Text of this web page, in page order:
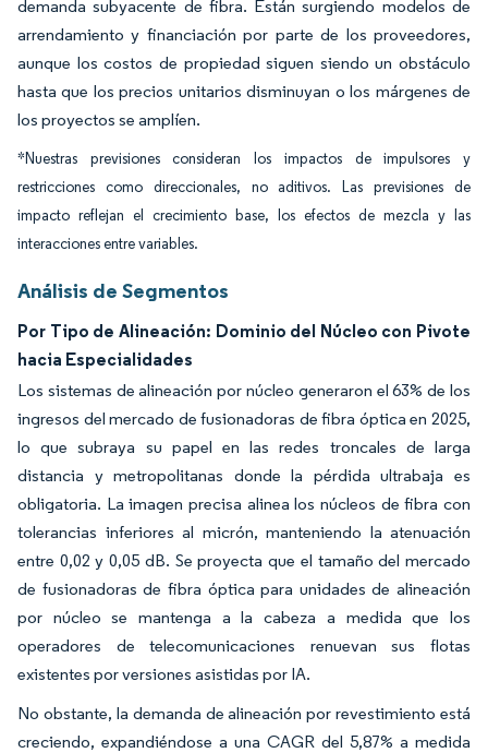
demanda subyacente de fibra. Están surgiendo modelos de
arrendamiento y financiación por parte de los proveedores,
aunque los costos de propiedad siguen siendo un obstáculo
hasta que los precios unitarios disminuyan o los márgenes de
los proyectos se amplíen.
*Nuestras previsiones consideran los impactos de impulsores y
restricciones como direccionales, no aditivos. Las previsiones de
impacto reflejan el crecimiento base, los efectos de mezcla y las
interacciones entre variables.
Análisis de Segmentos
Por Tipo de Alineación: Dominio del Núcleo con Pivote
hacia Especialidades
Los sistemas de alineación por núcleo generaron el 63% de los
ingresos del mercado de fusionadoras de fibra óptica en 2025,
lo que subraya su papel en las redes troncales de larga
distancia y metropolitanas donde la pérdida ultrabaja es
obligatoria. La imagen precisa alinea los núcleos de fibra con
tolerancias inferiores al micrón, manteniendo la atenuación
entre 0,02 y 0,05 dB. Se proyecta que el tamaño del mercado
de fusionadoras de fibra óptica para unidades de alineación
por núcleo se mantenga a la cabeza a medida que los
operadores de telecomunicaciones renuevan sus flotas
existentes por versiones asistidas por IA.
No obstante, la demanda de alineación por revestimiento está
creciendo, expandiéndose a una CAGR del 5,87% a medida